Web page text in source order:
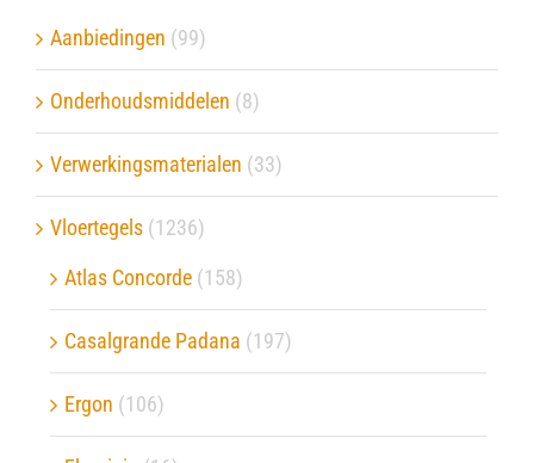
Aanbiedingen (99)
Onderhoudsmiddelen (8)
Verwerkingsmaterialen (33)
Vloertegels (1236)
Atlas Concorde (158)
Casalgrande Padana (197)
Ergon (106)